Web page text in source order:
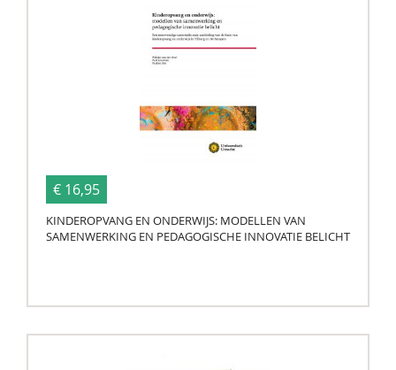
€ 16,95
KINDEROPVANG EN ONDERWIJS: MODELLEN VAN
SAMENWERKING EN PEDAGOGISCHE INNOVATIE BELICHT